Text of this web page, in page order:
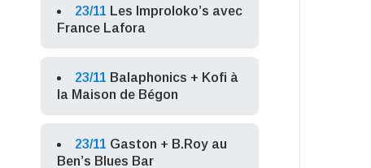
23/11 Les Improloko’s avec
France Lafora
23/11 Balaphonics + Kofi à
la Maison de Bégon
23/11 Gaston + B.Roy au
Ben’s Blues Bar